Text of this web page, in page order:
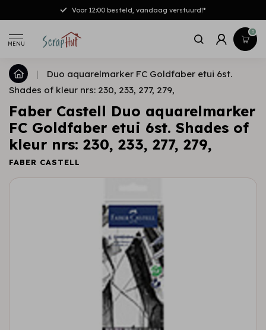
Voor 12:00 besteld, vandaag verstuurd!*
MENU
0
|
Duo aquarelmarker FC Goldfaber etui 6st.
Shades of kleur nrs: 230, 233, 277, 279,
Faber Castell Duo aquarelmarker
FC Goldfaber etui 6st. Shades of
kleur nrs: 230, 233, 277, 279,
FABER CASTELL